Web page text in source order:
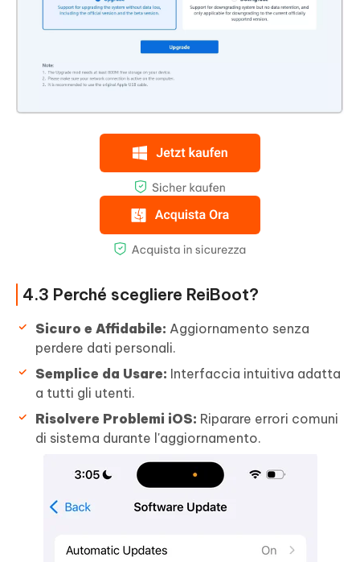
4.3 Perché scegliere ReiBoot?
Sicuro e Affidabile: Aggiornamento senza
perdere dati personali.
Semplice da Usare: Interfaccia intuitiva adatta
a tutti gli utenti.
Risolvere Problemi iOS: Riparare errori comuni
di sistema durante l'aggiornamento.